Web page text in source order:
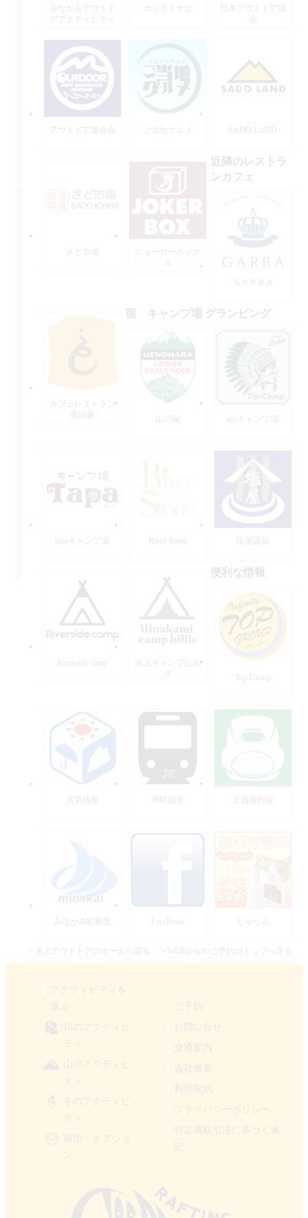
みなかみアウトド
アアクティビティ
ホリデイナビ
日本アウトドア協
会
アウトドア連合会 ご当地グルメ SADO LAND
さど市場
ジョーカーボック
ス
近隣のレストラ
ンカフェ
ＧＡＲＢＡ
カフェレストラン
亜詩麻
宿 キャンプ場 グランピング
山の家 tipiキャンプ場
tapaキャンプ場 River Stone 塩屋温泉
Riverside camp
水上キャンプヒル
便利な情報
Top Group
天気情報 JR時刻表
みなかみ町観光 FaceBook じゃらん
＞水上アウトドアのホームへ戻る ＞WEBからのご予約のトップへ戻る
アクティビティを
川のアクティビ
ティ
山のアクティビ
ティ
冬のアクティビ
ティ
宿泊・オプショ
ン
ご予約
お問い合せ
交通案内
会社概要
利用規約
プライバシーポリシー
特定商取引法に基づく表
記